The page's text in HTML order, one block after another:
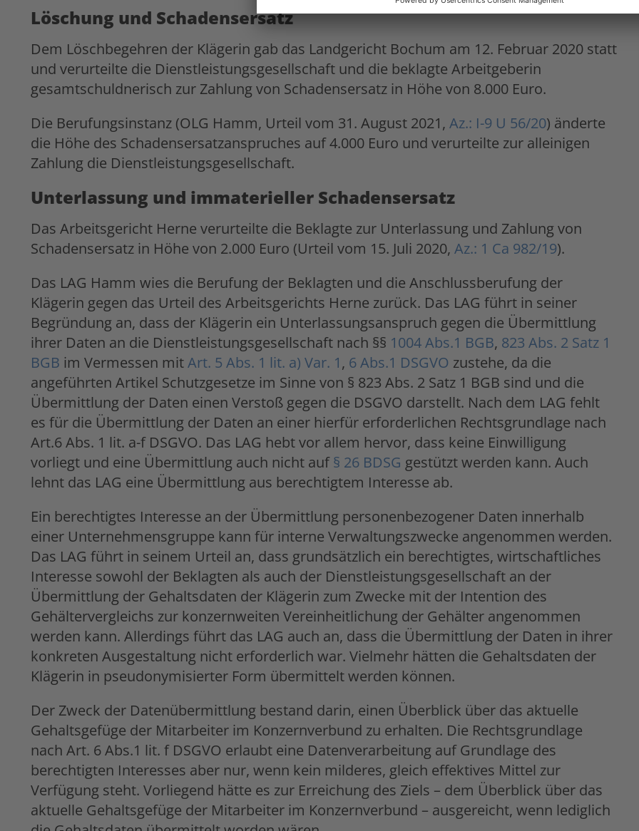
Löschung und Schadensersatz
Dem Löschbegehren der Klägerin gab das Landgericht Bochum am 12. Februar 2020 statt
und verurteilte die Dienstleistungsgesellschaft und die beklagte Arbeitgeberin
gesamtschuldnerisch zur Zahlung von Schadensersatz in Höhe von 8.000 Euro.
Die Berufungsinstanz (OLG Hamm, Urteil vom 31. August 2021, Az.: I-9 U 56/20) änderte
die Höhe des Schadensersatzanspruches auf 4.000 Euro und verurteilte zur alleinigen
Zahlung die Dienstleistungsgesellschaft.
Unterlassung und immaterieller Schadensersatz
Das Arbeitsgericht Herne verurteilte die Beklagte zur Unterlassung und Zahlung von
Schadensersatz in Höhe von 2.000 Euro (Urteil vom 15. Juli 2020, Az.: 1 Ca 982/19).
Das LAG Hamm wies die Berufung der Beklagten und die Anschlussberufung der
Klägerin gegen das Urteil des Arbeitsgerichts Herne zurück. Das LAG führt in seiner
Begründung an, dass der Klägerin ein Unterlassungsanspruch gegen die Übermittlung
ihrer Daten an die Dienstleistungsgesellschaft nach §§ 1004 Abs.1 BGB, 823 Abs. 2 Satz 1
BGB im Vermessen mitArt. 5 Abs. 1 lit. a) Var. 1, 6 Abs.1 DSGVO zustehe, da die
angeführten Artikel Schutzgesetze im Sinne von § 823 Abs. 2 Satz 1 BGB sind und die
Übermittlung der Daten einen Verstoß gegen die DSGVO darstellt. Nach dem LAG fehlt
es für die Übermittlung der Daten an einer hierfür erforderlichen Rechtsgrundlage nach
Art.6 Abs. 1 lit. a-f DSGVO. Das LAG hebt vor allem hervor, dass keine Einwilligung
vorliegt und eine Übermittlung auch nicht auf§ 26 BDSG gestützt werden kann. Auch
lehnt das LAG eine Übermittlung aus berechtigtem Interesse ab.
Ein berechtigtes Interesse an der Übermittlung personenbezogener Daten innerhalb
einer Unternehmensgruppe kann für interne Verwaltungszwecke angenommen werden.
Das LAG führt in seinem Urteil an, dass grundsätzlich ein berechtigtes, wirtschaftliches
Interesse sowohl der Beklagten als auch der Dienstleistungsgesellschaft an der
Übermittlung der Gehaltsdaten der Klägerin zum Zwecke mit der Intention des
Gehältervergleichs zur konzernweiten Vereinheitlichung der Gehälter angenommen
werden kann. Allerdings führt das LAG auch an, dass die Übermittlung der Daten in ihrer
konkreten Ausgestaltung nicht erforderlich war. Vielmehr hätten die Gehaltsdaten der
Klägerin in pseudonymisierter Form übermittelt werden können.
Der Zweck der Datenübermittlung bestand darin, einen Überblick über das aktuelle
Gehaltsgefüge der Mitarbeiter im Konzernverbund zu erhalten. Die Rechtsgrundlage
nach Art. 6 Abs.1 lit. f DSGVO erlaubt eine Datenverarbeitung auf Grundlage des
berechtigten Interesses aber nur, wenn kein milderes, gleich effektives Mittel zur
Verfügung steht. Vorliegend hätte es zur Erreichung des Ziels – dem Überblick über das
aktuelle Gehaltsgefüge der Mitarbeiter im Konzernverbund – ausgereicht, wenn lediglich